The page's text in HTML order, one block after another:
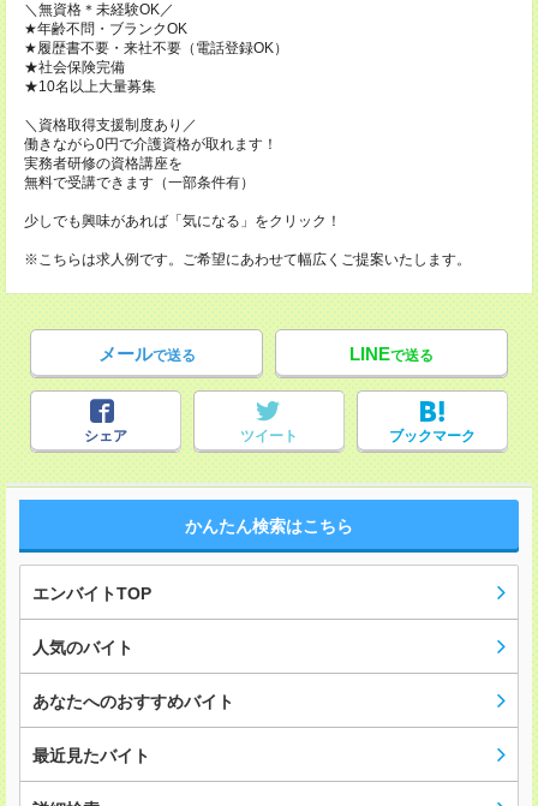
＼無資格＊未経験OK／
★年齢不問・ブランクOK
★履歴書不要・来社不要（電話登録OK）
★社会保険完備
★10名以上大量募集
＼資格取得支援制度あり／
働きながら0円で介護資格が取れます！
実務者研修の資格講座を
無料で受講できます（一部条件有）
少しでも興味があれば「気になる」をクリック！
※こちらは求人例です。ご希望にあわせて幅広くご提案いたします。
メールで送る LINEで送る
シェア ツイート ブックマーク
かんたん検索はこちら
エンバイトTOP
人気のバイト
あなたへのおすすめバイト
最近見たバイト